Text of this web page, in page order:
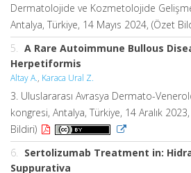
Dermatolojide ve Kozmetolojide
Antalya, Türkiye, 14 Mayıs 2024, (Özet
5.
A Rare Autoimmune Bullous
Herpetiformis
Altay A., Karaca Ural Z.
3. Uluslararası Avrasya Dermato-
kongresi, Antalya, Türkiye, 14 Aralık
Bildiri)
6.
Sertolizumab Treatment in:
Suppurativa